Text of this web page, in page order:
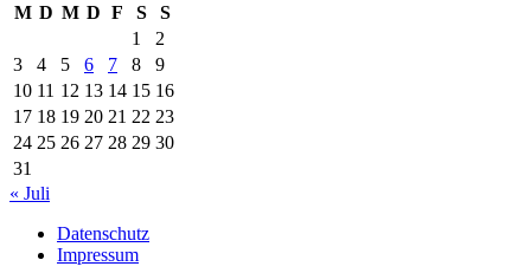
M D M D F S
S
1
2
3
4 5 6 7 8
9
10 11 12 13 14 15 16
17 18 19 20 21 22 23
24 25 26 27 28 29 30
31
« Juli
Datenschutz
Impressum